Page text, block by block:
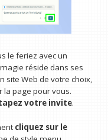
le feriez avec un
réside dans ses
site Web de votre choix,
page pour vous.
votre invite.
cliquez sur le